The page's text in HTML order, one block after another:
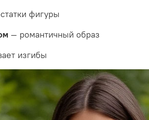
фигуры
— романтичный образ
изгибы